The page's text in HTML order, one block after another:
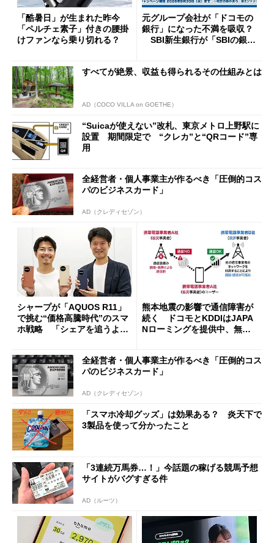
「酷暑日」が生まれた昨今
「ペルチェ素子」付きの腰掛
けファンなら乗り切れる？
元グループ会社が「ドコモの
銀行」になった不満を吸収？
SBI新生銀行が「SBIの銀
開催
すべてが絶景、収益も得られるその仕組みとは
AD（COCO VILLA on GOETHE）
“Suicaが使えない”改札、東京メトロ上野駅に
設置 期間限定で “クレカ”と“QRコード”専
用
全経営者・個人事業主が作るべき「圧倒的コス
パのビジネスカード」
AD（クレディセゾン）
シャープが「AQUOS R11」
で挑む“価格高騰時代”のスマ
ホ戦略 「シェアを追うより
熊本地震の影響で通信障害が
続く ドコモとKDDIはJAPA
Nローミングを提供中、無料
全経営者・個人事業主が作るべき「圧倒的コス
パのビジネスカード」
AD（クレディセゾン）
「スマホ冷却グッズ」は効果ある？ 炎天下で
3製品を使って分かったこと
「3連続万馬券…！」今話題の稼げる競馬予想
サイトがバグすぎる件
AD（ルーツ）